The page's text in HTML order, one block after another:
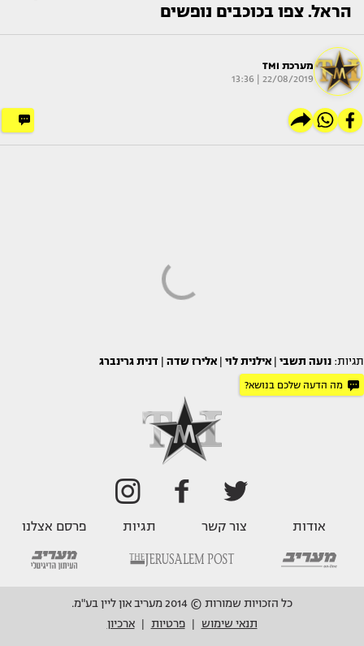
הראל. צפו בכוכבים נופשים
מערכת TMI
22/08/2019 | 13:36
תגיות: נועה תשבי אילנית לוי אלירז שדה דנית גרינברג
מה הדעה שלכם בנושא?
אודות צור קשר תגיות פרסם אצלנו
כל הזכויות שמורות © 2014 מעריב און ליין בע"מ.
תנאי שימוש
פרטיות ארכיון